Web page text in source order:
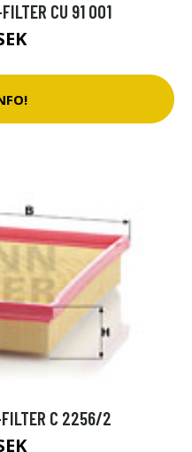
CU 91 001
C 2256/2